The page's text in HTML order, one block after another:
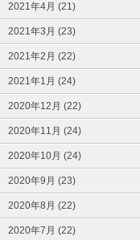
2021年4月 (21)
2021年3月 (23)
2021年2月 (22)
2021年1月 (24)
2020年12月 (22)
2020年11月 (24)
2020年10月 (24)
2020年9月 (23)
2020年8月 (22)
2020年7月 (22)